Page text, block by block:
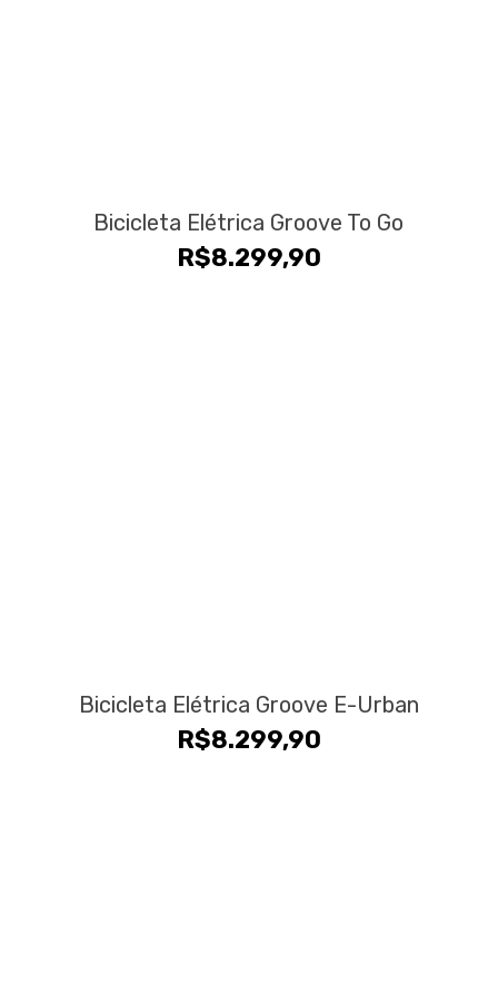
Bicicleta Elétrica Groove To Go
R$8.299,90
Bicicleta Elétrica Groove E-Urban
R$8.299,90